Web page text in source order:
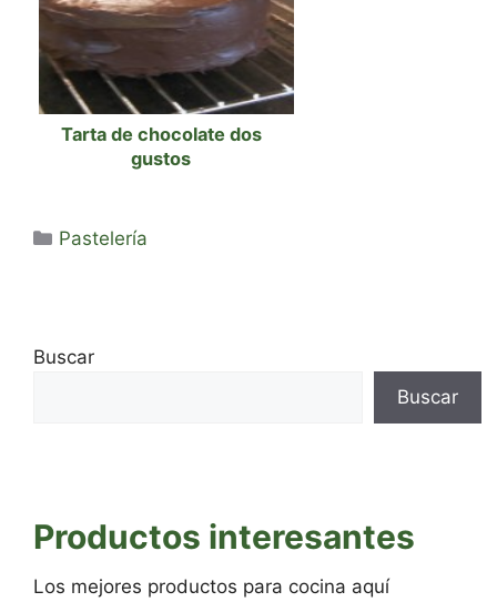
Tarta de chocolate dos
gustos
Categorías
Pastelería
Buscar
Buscar
Productos interesantes
Los mejores productos para cocina aquí